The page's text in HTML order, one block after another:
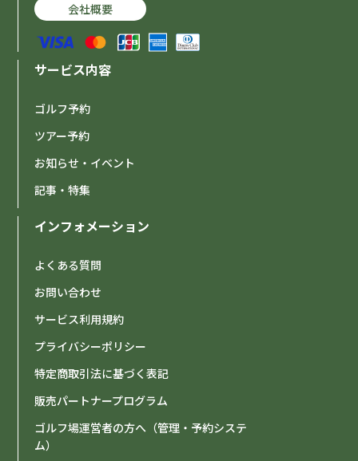
会社概要
サービス内容
ゴルフ予約
ツアー予約
お知らせ・イベント
記事・特集
インフォメーション
よくある質問
お問い合わせ
サービス利用規約
プライバシーポリシー
特定商取引法に基づく表記
販売パートナープログラム
ゴルフ場運営者の方へ（管理・予約システ
ム）